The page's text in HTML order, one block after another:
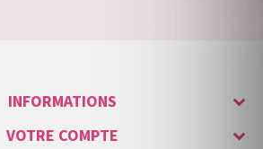
INFORMATIONS
VOTRE COMPTE